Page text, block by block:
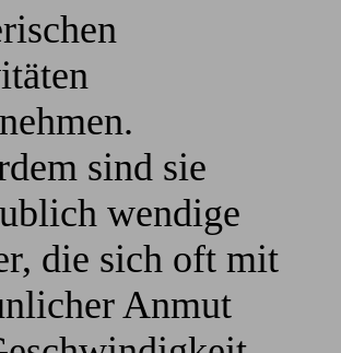
sind sie
wendige
die sich oft mit
Anmut